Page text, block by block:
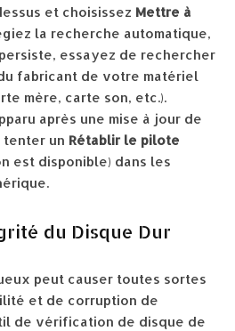
et choisissez Mettre à
la recherche automatique,
essayez de rechercher
fabricant de votre matériel
mère, carte son, etc.).
après une mise à jour de
un Rétablir le pilote
est disponible) dans les
du Disque Dur
peut causer toutes sortes
et de corruption de
de vérification de disque de